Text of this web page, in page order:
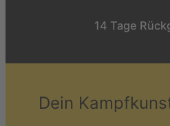
14 Tage
Dein